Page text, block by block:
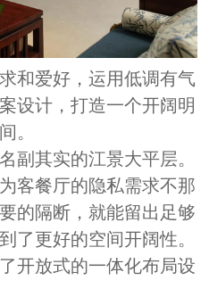
和爱好，运用低调有气
设计，打造一个开阔明
。
副其实的江景大平层。
客餐厅的隐私需求不那
的隔断，就能留出足够
了更好的空间开阔性。
开放式的一体化布局设